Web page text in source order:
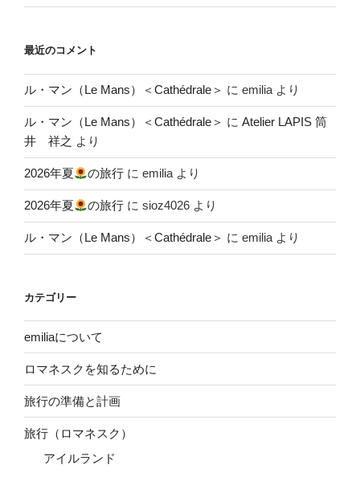
最近のコメント
ル・マン（Le Mans）＜Cathédrale＞ に emilia より
ル・マン（Le Mans）＜Cathédrale＞ に Atelier LAPIS 筒
井 祥之 より
2026年夏 の旅行 にemilia より
2026年夏 の旅行 にsioz4026 より
ル・マン（Le Mans）＜Cathédrale＞ に emilia より
カテゴリー
emiliaについて
ロマネスクを知るために
旅行の準備と計画
旅行（ロマネスク）
アイルランド